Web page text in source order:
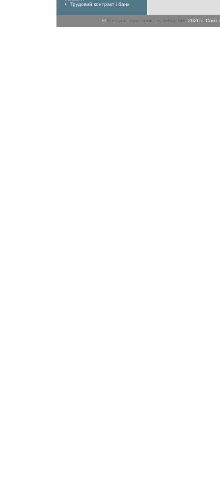
Трудовий контракт і банк.
© Консультации юриста author G+ , 2026 г.